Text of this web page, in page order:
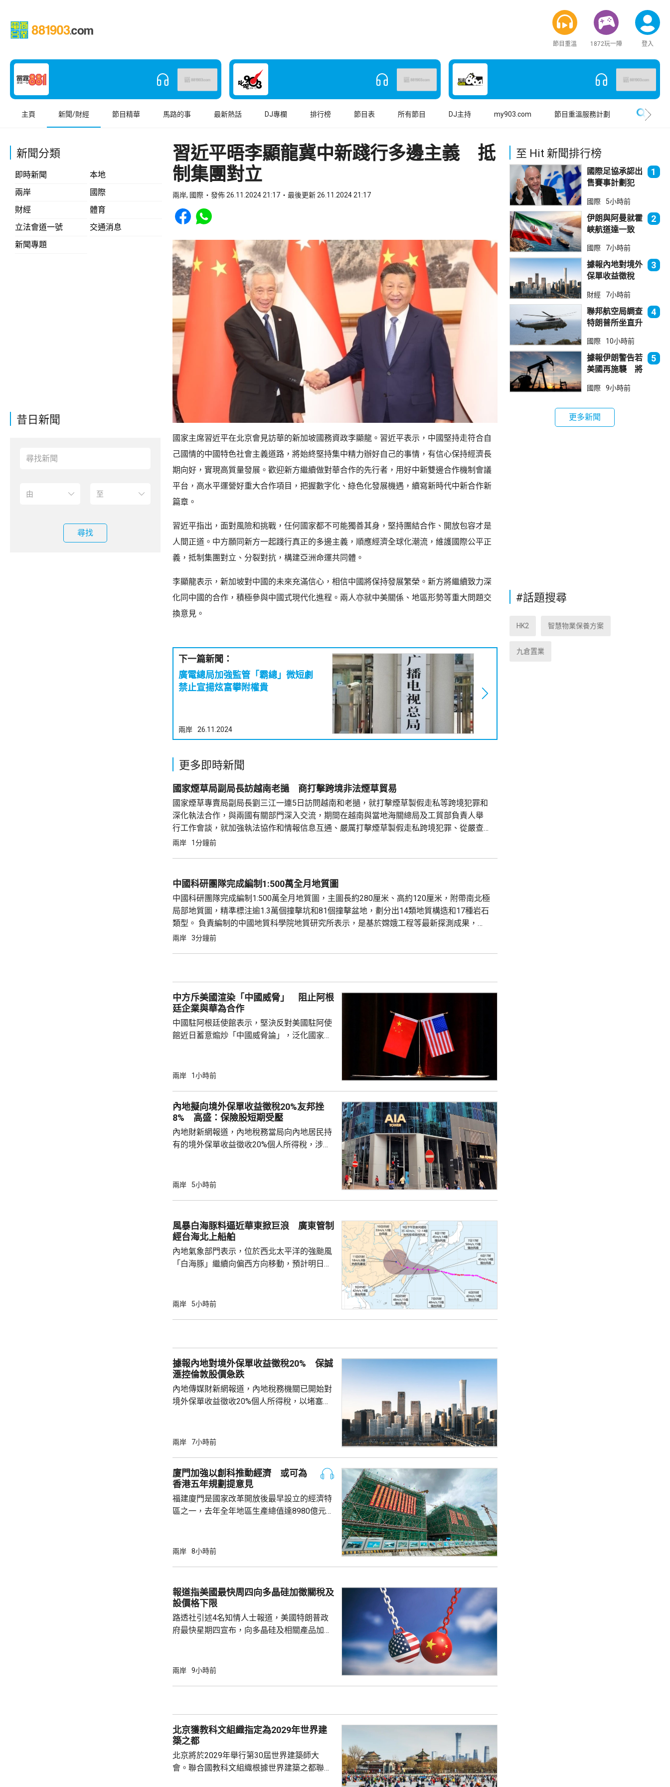
節目重溫 1872玩一陣 登入
主頁 新聞/財經 節目精華 馬路的事 最新熱話 DJ專欄 排行榜 節目表 所有節目 DJ主持 my903.com 節目重溫服務計劃
新聞分類
即時新聞
本地
兩岸
國際
財經
體育
立法會道一號
交通消息
新聞專題
昔日新聞
尋找
習近平晤李顯龍冀中新踐行多邊主義 抵
制集團對立
兩岸, 國際 發佈 26.11.2024 21:17 最後更新 26.11.2024 21:17
Share to Facebook
Share to WhatsApp
國家主席習近平在北京會見訪華的新加坡國務資政李顯龍。習近平表示，中國堅持走符合自
己國情的中國特色社會主義道路，將始終堅持集中精力辦好自己的事情，有信心保持經濟長
期向好，實現高質量發展。歡迎新方繼續做對華合作的先行者，用好中新雙邊合作機制會議
平台，高水平運營好重大合作項目，把握數字化、綠色化發展機遇，續寫新時代中新合作新
篇章。
習近平指出，面對風險和挑戰，任何國家都不可能獨善其身，堅持團結合作、開放包容才是
人間正道。中方願同新方一起踐行真正的多邊主義，順應經濟全球化潮流，維護國際公平正
義，抵制集團對立、分裂對抗，構建亞洲命運共同體。
李顯龍表示，新加坡對中國的未來充滿信心，相信中國將保持發展繁榮。新方將繼續致力深
化同中國的合作，積極參與中國式現代化進程。兩人亦就中美關係、地區形勢等重大問題交
換意見。
下一篇新聞：
廣電總局加強監管「霸總」微短劇
禁止宣揚炫富攀附權貴
兩岸 26.11.2024
更多即時新聞
國家煙草局副局長訪越南老撾 商打擊跨境非法煙草貿易
國家煙草專賣局副局長劉三江一連5日訪問越南和老撾，就打擊煙草製假走私等跨境犯罪和
深化執法合作，與兩國有關部門深入交流，期間在越南與當地海關總局及工貿部負責人舉
行工作會談，就加強執法協作和情報信息互通、嚴厲打擊煙草製假走私跨境犯罪、從嚴查
處仿冒中國品牌捲煙商標違法行為等深入交流。劉三江說，希望充分發揮北部灣海域聯合
兩岸 1分鐘前
中國科研團隊完成編制1:500萬全月地質圖
中國科研團隊完成編制1:500萬全月地質圖，主圖長約280厘米、高約120厘米，附帶南北極
局部地質圖，精準標注逾1.3萬個撞擊坑和81個撞擊盆地，劃分出14類地質構造和17種岩石
類型。 負責編制的中國地質科學院地質研究所表示，是基於嫦娥工程等最新探測成果，兼
顧科學嚴謹性與直觀性，在三方面實現系統創新；包括修正「月球時鐘」。艾肯紀起始年
兩岸 3分鐘前
中方斥美國渲染「中國威脅」 阻止阿根
廷企業與華為合作
中國駐阿根廷使館表示，堅決反對美國駐阿使
館近日蓄意煽炒「中國威脅論」，泛化國家安
與偏見，極不尊重他國主權並嚴重破壞自由市
存和發展，虛偽本質暴露無遺，敦促美方端正
對華認知，停止霸權行徑和政治操弄。 中方又
指，美國駐阿根廷大使拉梅拉斯4月時亦...
兩岸 1小時前
內地擬向境外保單收益徵稅20%友邦挫
8% 高盛：保險股短期受壓
內地財新網報道，內地稅務當局向內地居民持
有的境外保單收益徵收20%個人所得稅，涉及
施未普遍推行，具體適用範圍有待官方說明。
市跌4.7%，渣打倫敦曾跌7%，收市跌1.6%。
至於今早港股，友邦保險(01299.HK)跌逾8%，
兩岸 5小時前
風暴白海豚料逼近華東掀巨浪 廣東管制
經台海北上船舶
內地氣象部門表示，位於西北太平洋的強颱風
「白海豚」繼續向偏西方向移動，預計明日日
洋預報台發布海浪橙色警報，預料未來一日東
船舶實施交通管制，呼籲船舶選擇安全水域避
風，保障海上安全。
兩岸 5小時前
據報內地對境外保單收益徵稅20% 保誠
滙控倫敦股價急跌
內地傳媒財新網報道，內地稅務機關已開始對
境外保單收益徵收20%個人所得稅，以堵塞以
象包括分紅收益和預繳保費利息收益。報道引
稅，可能取決於地方稅務當局接觸和處理數據
的效率；若保單退出和有退出收益，而當地稅
務局又有數據處理能力，就會徵稅。 受消...
兩岸 7小時前
廈門加強以創科推動經濟 或可為
香港五年規劃提意見
福建廈門是國家改革開放後最早設立的經濟特
區之一，去年全年地區生產總值達8980億元人
創新科技引領工程，加快建設多個科學城和實
級海洋高新園區，採用「政府統籌+市場化營
運」模式，累計已完成13個項目，並有54個重
點推進項目，總...
兩岸 8小時前
報道指美國最快周四向多晶硅加徵關稅及
設價格下限
路透社引述4名知情人士報道，美國特朗普政
府最快星期四宣布，向多晶硅及相關產品加徵
太陽能板和半導體的關鍵原材料，華府的行動
兩岸 9小時前
北京獲教科文組織指定為2029年世界建
築之都
北京將於2029年舉行第30屆世界建築師大
會。聯合國教科文組織根據世界建築之都聯合
至 Hit 新聞排行榜
國際足協承認出
售賽事計劃犯
持恩芬天奴
1
國際 5小時前
伊朗與阿曼就霍
峽航道達一致
海
2
國際 7小時前
據報內地對境外
保單收益徵稅
倫敦股價急跌
3
財經 7小時前
聯邦航空局調查
特朗普所坐直升
全事件
4
國際 10小時前
據報伊朗警告若
美國再施襲 將
能源設施
5
國際 9小時前
更多新聞
#話題搜尋
HK2 智慧物業保養方案
九倉置業